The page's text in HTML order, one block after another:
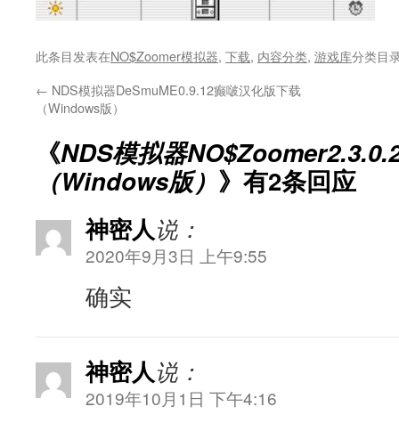
此条目发表在NO$Zoomer模拟器, 下载, 内容分类, 游戏库分类目
← NDS模拟器DeSmuME0.9.12癫啵汉化版下载
（Windows版）
《NDS模拟器
（Windows版） 》有2条回应
神密人说：
2020年9月3日 上午9:55
确实
神密人说：
2019年10月1日 下午4:16